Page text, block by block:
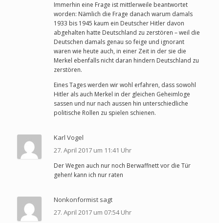
Immerhin eine Frage ist mittlerweile beantwortet
worden: Nämlich die Frage danach warum damals
1933 bis 1945 kaum ein Deutscher Hitler davon
abgehalten hatte Deutschland zu zerstören – weil die
Deutschen damals genau so feige und ignorant
waren wie heute auch, in einer Zeit in der sie die
Merkel ebenfalls nicht daran hindern Deutschland zu
zerstören.
Eines Tages werden wir wohl erfahren, dass sowohl
Hitler als auch Merkel in der gleichen Geheimloge
sassen und nur nach aussen hin unterschiedliche
politische Rollen zu spielen schienen.
Karl Vogel
27. April 2017 um 11:41 Uhr
Der Wegen auch nur noch Berwaffnett vor die Tür
gehen! kann ich nur raten
Nonkonformist sagt
27. April 2017 um 07:54 Uhr